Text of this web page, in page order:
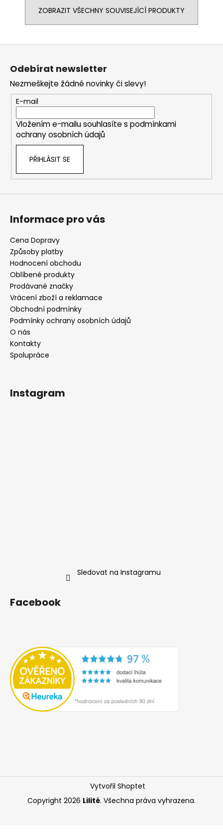
ZOBRAZIT VŠECHNY SOUVISEJÍCÍ PRODUKTY
Z
Odebírat newsletter
Nezmeškejte žádné novinky či slevy!
E-mail
Vložením e-mailu souhlasíte s podmínkami
ochrany osobních údajů
PŘIHLÁSIT SE
Informace pro vás
Cena Dopravy
Způsoby platby
Hodnocení obchodu
Oblíbené produkty
Prodávané značky
Vrácení zboží a reklamace
Obchodní podmínky
Podmínky ochrany osobních údajů
O nás
Kontakty
Spolupráce
Instagram
Sledovat na Instagramu
Facebook
Vytvořil Shoptet
Copyright 2026 Lilité. Všechna práva vyhrazena.